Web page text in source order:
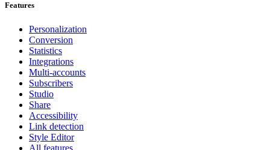
Features
Personalization
Conversion
Statistics
Integrations
Multi-accounts
Subscribers
Studio
Share
Accessibility
Link detection
Style Editor
All features